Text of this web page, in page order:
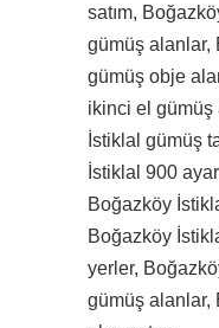
satım,
gümüş alanlar,
gümüş obje
ikinci el gümüş
İstiklal gümüş
İstiklal 900
Boğazköy
Boğazköy
yerler,
gümüş alanlar,